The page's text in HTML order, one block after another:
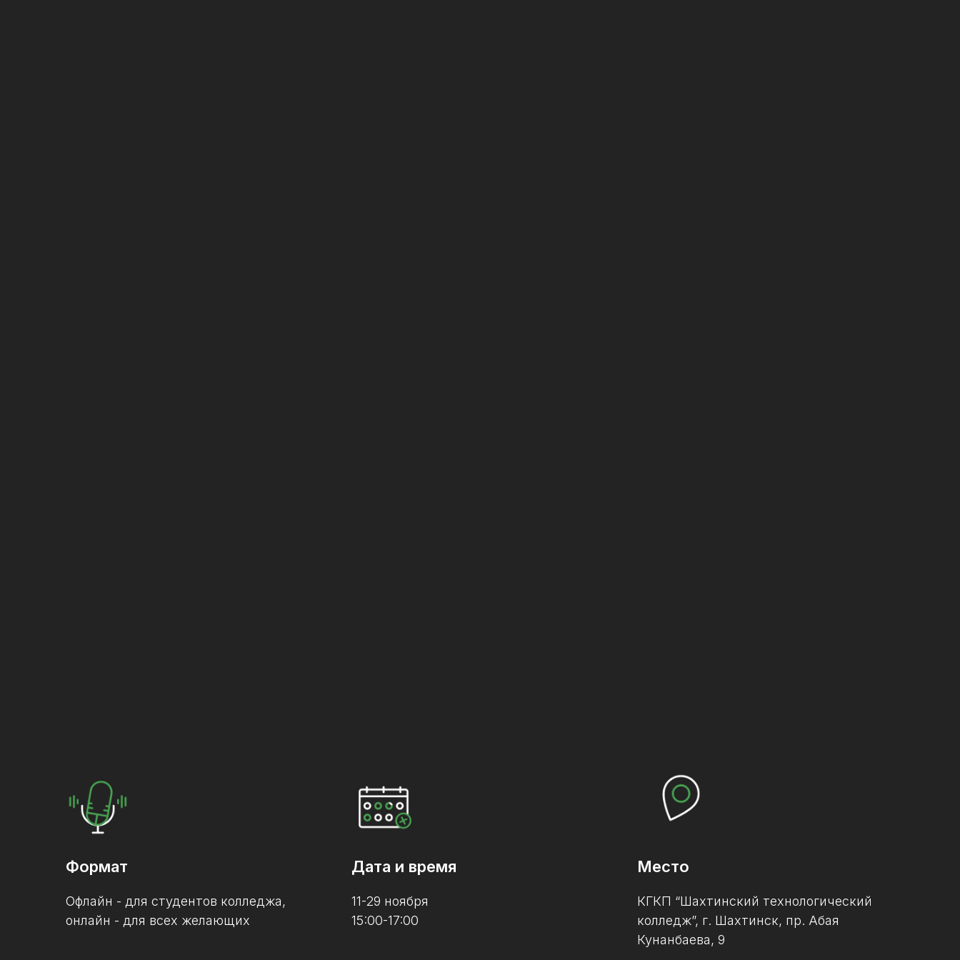
Формат
Офлайн - для студентов колледжа,
онлайн - для всех желающих
Дата и время
11-29 ноября
15:00-17:00
Место
КГКП “Шахтинский технологический
колледж”, г. Шахтинск, пр. Абая
Кунанбаева, 9